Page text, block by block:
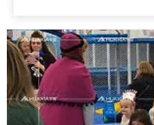
équipe chez Huaxia est
exceptionnels,